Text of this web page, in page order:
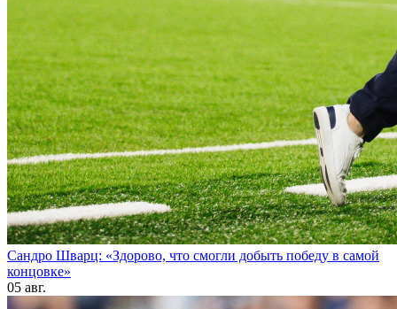
Сандро Шварц: «Здорово, что смогли добыть победу в самой
концовке»
05 авг.